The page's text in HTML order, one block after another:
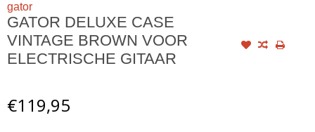
gator
GATOR DELUXE CASE
VINTAGE BROWN VOOR
ELECTRISCHE GITAAR
€119,95